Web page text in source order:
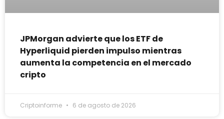
JPMorgan advierte que los ETF de
Hyperliquid pierden impulso mientras
aumenta la competencia en el mercado
cripto
Criptoinforme 6 de agosto de 2026